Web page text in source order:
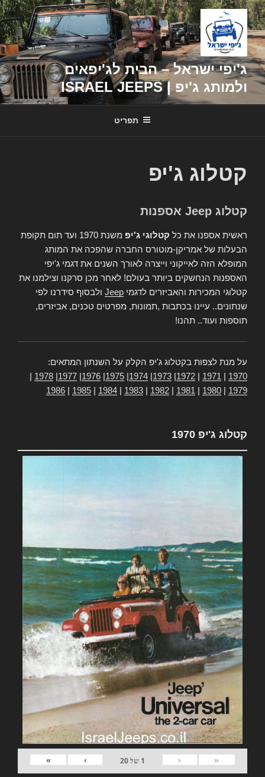
דילוג
לתוכן
ג'יפי ישראל – הבית לג'יפאים
ולמותג ג'יפ | ISRAEL JEEPS
תפריט
קטלוג ג'יפ
קטלוג Jeep אספנות
ראשית אספנו את כל קטלוגי ג'יפ
משנת 1970 ועד תום תקופת
הבעלות של אמריקן-מוטורס החברה שהפכה את המותג
המופלא הזה לאייקוני וייצרה לאורך השנים את דגמי ג'יפי
האספנות הנחשקים ביותר בעולם! לאחר מכן סרקנו וצילמנו את
קטלוגי המכירות והאביזרים לדגמי Jeep ולבסוף סידרנו לפי
שנתונים.. עיינו בכתבות ,תמונות, מפרטים טכנים, אביזרים,
תוספות ועוד.. תהנו!
על מנת לצפות בקטלוג ג'יפ הקלק על השנתון המתאים:
1970
1971
1972
1973
1974
1975
1976
1977
1978
1979
1980
1981
1982
1983
1984
1985
1986
קטלוג ג'יפ 1970
«
‹
1 של20
›
»